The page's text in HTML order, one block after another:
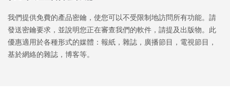
我們提供免費的產品密鑰，使您可以不受限制地訪問所有功能。請
發送密鑰要求，並說明您正在審查我們的軟件，請提及出版物。此
優惠適用於各種形式的媒體：報紙，雜誌，廣播節目，電視節目，
基於網絡的雜誌，博客等。